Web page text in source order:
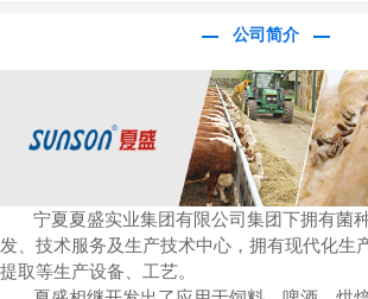
公司简介
宁夏夏盛实业集团有限公司集团下拥有菌
发、技术服务及生产技术中心，拥有现代化生
提取等生产设备、工艺。